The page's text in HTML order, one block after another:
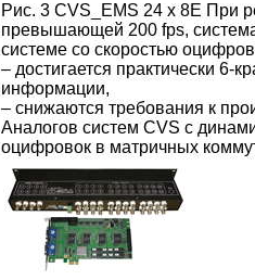
Рис. 3 CVS_EMS 24 х 8Е При
превышающей 200 fps,
системе со скоростью
– достигается практически 6-
информации,
– снижаются требования к
Аналогов систем CVS с
оцифровок в матричных